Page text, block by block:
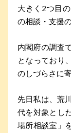
大きく2つ目
の相談・支援
内閣府の調査
となっており
のしづらさに
先日私は、荒
代を対象とし
場所相談室」